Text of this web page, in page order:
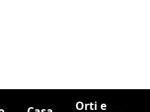
Orti e